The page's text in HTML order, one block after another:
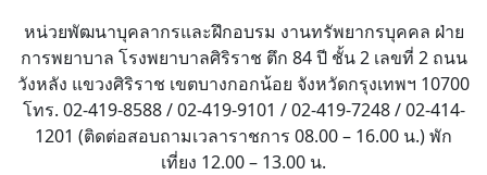
หน่วยพัฒนาบุคลากรและฝึกอบรม งานทรัพยากรบุคคล ฝ่าย
การพยาบาล โรงพยาบาลศิริราช ตึก 84 ปี ชั้น 2 เลขที่ 2 ถนน
วังหลัง แขวงศิริราช เขตบางกอกน้อย จังหวัดกรุงเทพฯ 10700
โทร. 02-419-8588 / 02-419-9101 / 02-419-7248 / 02-414-
1201 (ติดต่อสอบถามเวลาราชการ 08.00 – 16.00 น.) พัก
เที่ยง 12.00 – 13.00 น.